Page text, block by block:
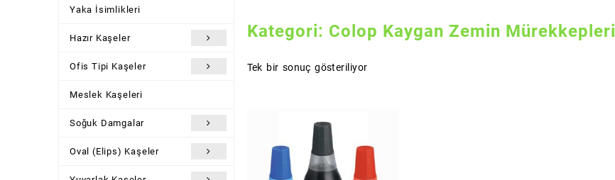
Yaka İsimlikleri
Hazır Kaşeler
Ofis Tipi Kaşeler
Meslek Kaşeleri
Soğuk Damgalar
Oval (Elips) Kaşeler
Kategori: Colop Kaygan Zemin Mürekkepleri
Tek bir sonuç gösteriliyor